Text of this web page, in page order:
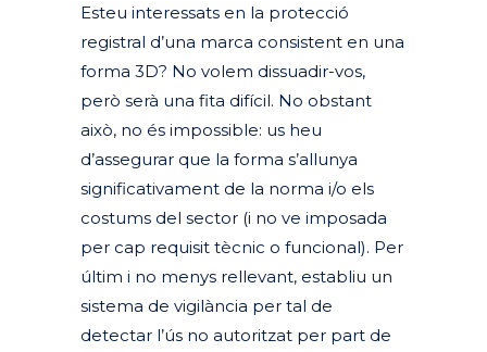
Esteu interessats en la protecció
registral d’una marca consistent en una
forma 3D? No volem dissuadir-vos,
però serà una fita difícil. No obstant
això, no és impossible: us heu
d’assegurar que la forma s’allunya
significativament de la norma i/o els
costums del sector (i no ve imposada
per cap requisit tècnic o funcional). Per
últim i no menys rellevant, establiu un
sistema de vigilància per tal de
detectar l’ús no autoritzat per part de